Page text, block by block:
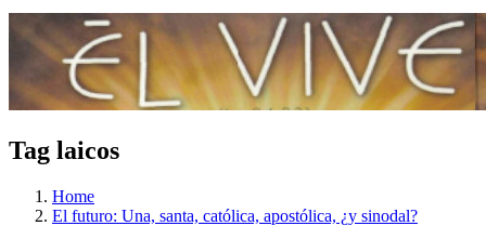
Tag laicos
Home
El futuro: Una, santa, católica, apostólica, ¿y sinodal?